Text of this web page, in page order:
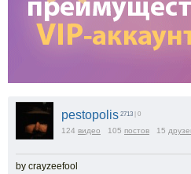
pestopolis 2713 | 0
124 видео 105 постов 15
by crayzeefool